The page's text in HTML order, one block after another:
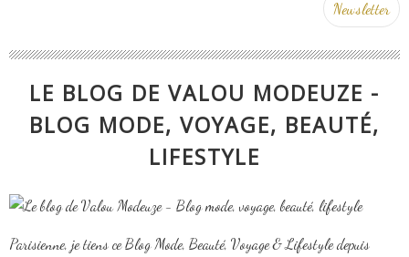
LE BLOG DE VALOU MODEUZE -
BLOG MODE, VOYAGE, BEAUTÉ,
LIFESTYLE
Parisienne, je tiens ce Blog Mode, Beauté, Voyage & Lifestyle depuis